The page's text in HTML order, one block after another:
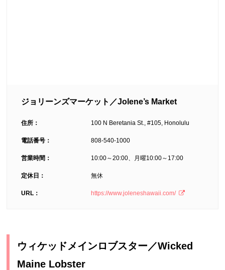
ジョリーンズマーケット／Jolene’s Market
住所： 100 N Beretania St., #105, Honolulu
電話番号： 808-540-1000
営業時間： 10:00～20:00、月曜10:00～17:00
定休日： 無休
URL： https://www.joleneshawaii.com/
ウィケッドメインロブスター／Wicked
Maine Lobster